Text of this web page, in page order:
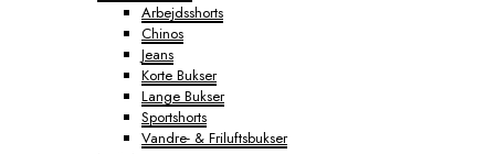
Arbejdsshorts
Chinos
Jeans
Korte Bukser
Lange Bukser
Sportshorts
Vandre- & Friluftsbukser